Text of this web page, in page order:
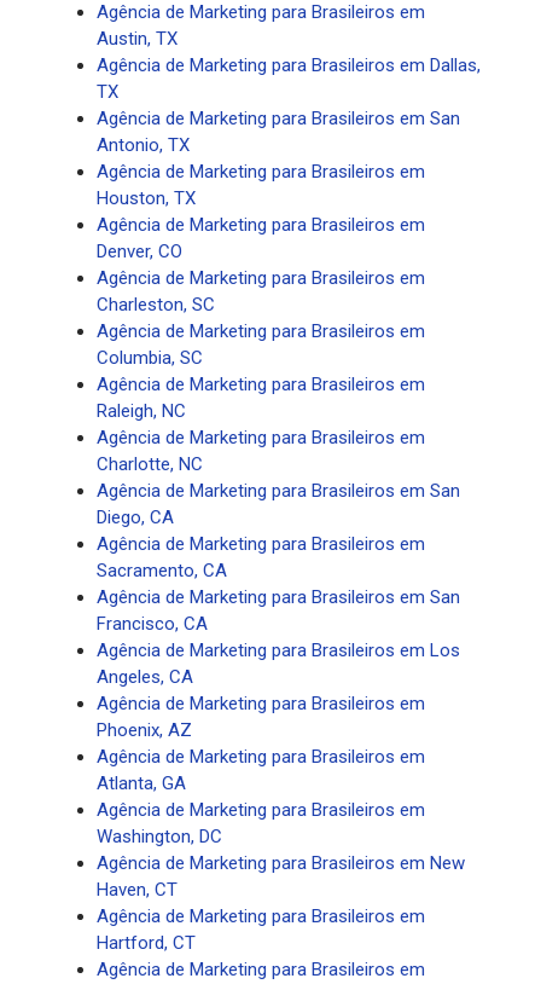
Agência de Marketing para Brasileiros em
Austin, TX
Agência de Marketing para Brasileiros em Dallas,
TX
Agência de Marketing para Brasileiros em San
Antonio, TX
Agência de Marketing para Brasileiros em
Houston, TX
Agência de Marketing para Brasileiros em
Denver, CO
Agência de Marketing para Brasileiros em
Charleston, SC
Agência de Marketing para Brasileiros em
Columbia, SC
Agência de Marketing para Brasileiros em
Raleigh, NC
Agência de Marketing para Brasileiros em
Charlotte, NC
Agência de Marketing para Brasileiros em San
Diego, CA
Agência de Marketing para Brasileiros em
Sacramento, CA
Agência de Marketing para Brasileiros em San
Francisco, CA
Agência de Marketing para Brasileiros em Los
Angeles, CA
Agência de Marketing para Brasileiros em
Phoenix, AZ
Agência de Marketing para Brasileiros em
Atlanta, GA
Agência de Marketing para Brasileiros em
Washington, DC
Agência de Marketing para Brasileiros em New
Haven, CT
Agência de Marketing para Brasileiros em
Hartford, CT
Agência de Marketing para Brasileiros em